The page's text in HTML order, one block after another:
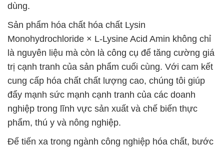
dùng.
Sản phẩm hóa chất hóa chất Lysin
Monohydrochloride × L-Lysine Acid Amin không chỉ
là nguyên liệu mà còn là công cụ để tăng cường giá
trị cạnh tranh của sản phẩm cuối cùng. Với cam kết
cung cấp hóa chất chất lượng cao, chúng tôi giúp
đẩy mạnh sức mạnh cạnh tranh của các doanh
nghiệp trong lĩnh vực sản xuất và chế biến thực
phẩm, thú y và nông nghiệp.
Để tiến xa trong ngành công nghiệp hóa chất, bước